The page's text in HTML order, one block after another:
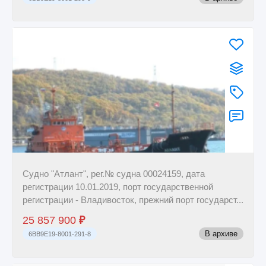
Судно "Атлант", рег.№ судна 00024159, дата
регистрации 10.01.2019, порт государственной
регистрации - Владивосток, прежний порт государст...
25 857 900 ₽
6BB9E19-8001-291-8 В архиве